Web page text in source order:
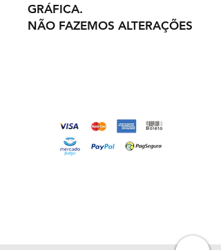
GRÁFICA.
NÃO FAZEMOS ALTERAÇÕES